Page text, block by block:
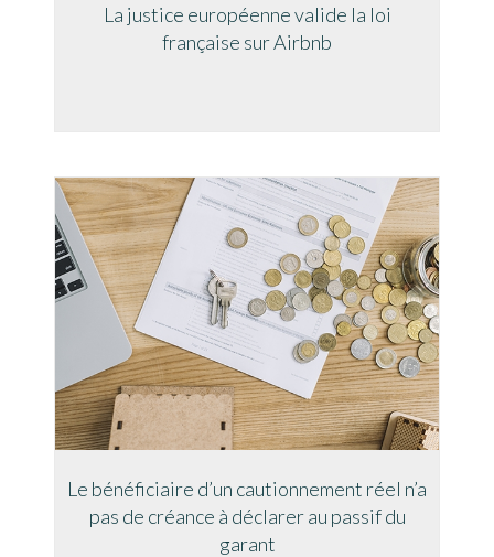
La justice européenne valide la loi
française sur Airbnb
Le bénéficiaire d’un cautionnement réel n’a
pas de créance à déclarer au passif du
garant